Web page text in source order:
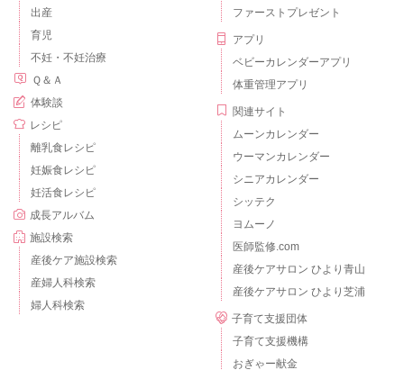
出産
育児
不妊・不妊治療
Ｑ＆Ａ
体験談
レシピ
離乳食レシピ
妊娠食レシピ
妊活食レシピ
成長アルバム
施設検索
産後ケア施設検索
産婦人科検索
婦人科検索
ファーストプレゼント
アプリ
ベビーカレンダーアプリ
体重管理アプリ
関連サイト
ムーンカレンダー
ウーマンカレンダー
シニアカレンダー
シッテク
ヨムーノ
医師監修.com
産後ケアサロン ひより青山
産後ケアサロン ひより芝浦
子育て支援団体
子育て支援機構
おぎゃー献金